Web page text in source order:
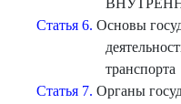
Статья 6. Основы
транспорта
Статья 7. Органы